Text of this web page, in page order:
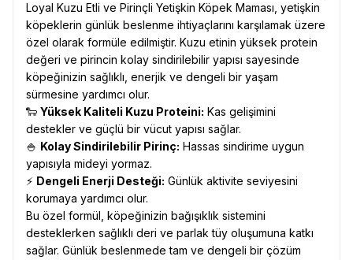
Loyal Kuzu Etli ve Pirinçli Yetişkin Köpek Maması, yetişkin
köpeklerin günlük beslenme ihtiyaçlarını karşılamak üzere
özel olarak formüle edilmiştir. Kuzu etinin yüksek protein
değeri ve pirincin kolay sindirilebilir yapısı sayesinde
köpeğinizin sağlıklı, enerjik ve dengeli bir yaşam
sürmesine yardımcı olur.
🐑 Yüksek Kaliteli Kuzu Proteini: Kas gelişimini
destekler ve güçlü bir vücut yapısı sağlar.
🍚 Kolay Sindirilebilir Pirinç: Hassas sindirime uygun
yapısıyla mideyi yormaz.
⚡ Dengeli Enerji Desteği: Günlük aktivite seviyesini
korumaya yardımcı olur.
Bu özel formül, köpeğinizin bağışıklık sistemini
desteklerken sağlıklı deri ve parlak tüy oluşumuna katkı
sağlar. Günlük beslenmede tam ve dengeli bir çözüm